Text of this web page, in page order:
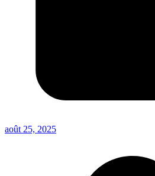
août 25, 2025